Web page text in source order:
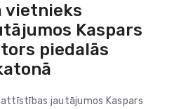
vietnieks
Kaspars
piedalās
jautājumos Kaspars